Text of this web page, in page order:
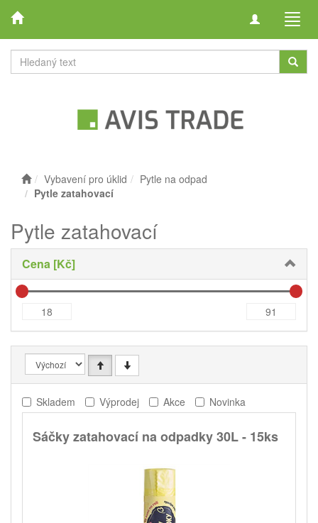
Toggle
Vybavení pro úklid
Pytle na odpad
Pytle zatahovací
Pytle zatahovací
Cena [Kč]
Skladem Výprodej Akce Novinka
Sáčky zatahovací na odpadky 30L - 15ks